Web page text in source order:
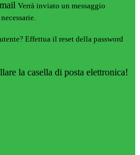
Verrà inviato un messaggio
Effettua il reset della password
la casella di posta elettronica!